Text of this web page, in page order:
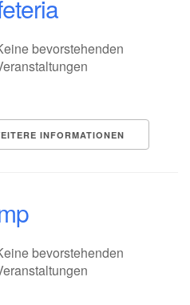
bevorstehenden
INFORMATIONEN
bevorstehenden